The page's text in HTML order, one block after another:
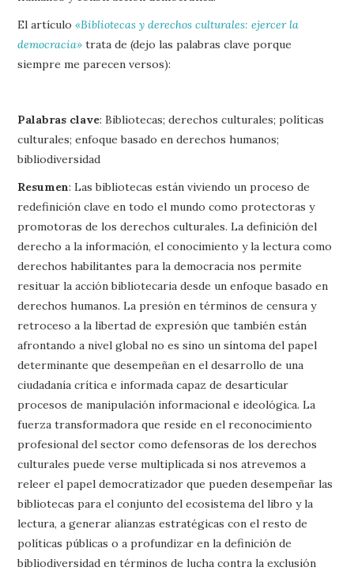
El artículo«Bibliotecas y derechos culturales: ejercer la
democracia»trata de (dejo las palabras clave porque
siempre me parecen versos):
Palabras clave: Bibliotecas; derechos culturales; políticas
culturales; enfoque basado en derechos humanos;
bibliodiversidad
Resumen: Las bibliotecas están viviendo un proceso de
redefinición clave en todo el mundo como protectoras y
promotoras de los derechos culturales. La definición del
derecho a la información, el conocimiento y la lectura como
derechos habilitantes para la democracia nos permite
resituar la acción bibliotecaria desde un enfoque basado en
derechos humanos. La presión en términos de censura y
retroceso a la libertad de expresión que también están
afrontando a nivel global no es sino un síntoma del papel
determinante que desempeñan en el desarrollo de una
ciudadanía crítica e informada capaz de desarticular
procesos de manipulación informacional e ideológica. La
fuerza transformadora que reside en el reconocimiento
profesional del sector como defensoras de los derechos
culturales puede verse multiplicada si nos atrevemos a
releer el papel democratizador que pueden desempeñar las
bibliotecas para el conjunto del ecosistema del libro y la
lectura, a generar alianzas estratégicas con el resto de
políticas públicas o a profundizar en la definición de
bibliodiversidad en términos de lucha contra la exclusión